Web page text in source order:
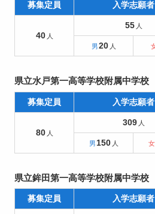
募集定員 入学志願者
40
55
20
県立水戸第一高等学校附属中学校
募集定員 入学志願者
80
309
150
県立鉾田第一高等学校附属中学校
募集定員 入学志願者